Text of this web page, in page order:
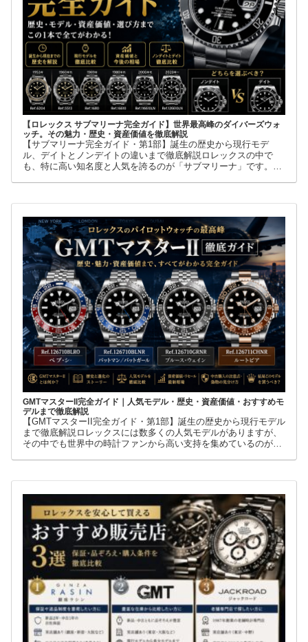
【ロレックス サブマリーナ完全ガイド】世界最高峰のダイバーズウォ
ッチ。その魅力・歴史・資産価値を徹底解説
【サブマリーナ完全ガイド・第1部】誕生の歴史から現行モデ
ル、デイトとノンデイトの違いまで徹底解説ロレックスの中で
も、特に高い知名度と人気を誇るのが「サブマリーナ」です。高
GMTマスターII完全ガイド｜人気モデル・歴史・資産価値・おすすめモ
デルまで徹底解説
【GMTマスターII完全ガイド・第1部】誕生の歴史から現行モデル
まで徹底解説ロレックスには数多くの人気モデルがありますが、
その中でも世界中の時計ファンから高い支持を集めているのが